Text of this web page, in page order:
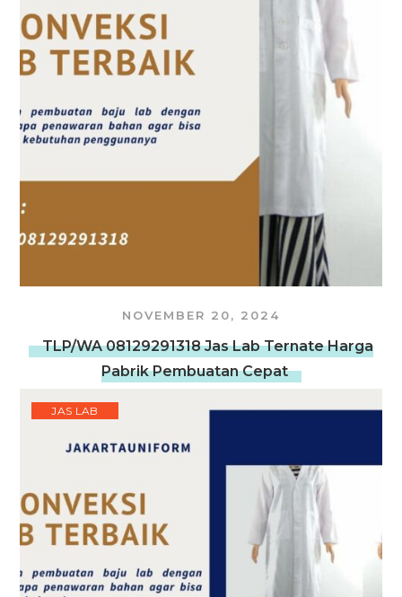
NOVEMBER 20, 2024
TLP/WA 08129291318 Jas Lab Ternate Harga
Pabrik Pembuatan Cepat
JAS LAB